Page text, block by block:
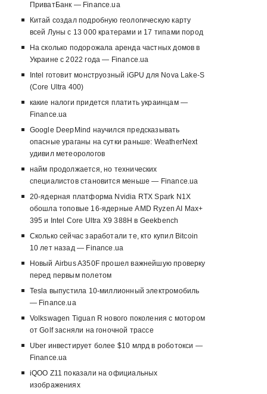
ПриватБанк — Finance.ua
Китай создал подробную геологическую карту
всей Луны с 13 000 кратерами и 17 типами пород
На сколько подорожала аренда частных домов в
Украине с 2022 года — Finance.ua
Intel готовит монструозный iGPU для Nova Lake-S
(Core Ultra 400)
какие налоги придется платить украинцам —
Finance.ua
Google DeepMind научился предсказывать
опасные ураганы на сутки раньше: WeatherNext
удивил метеорологов
найм продолжается, но технических
специалистов становится меньше — Finance.ua
20-ядерная платформа Nvidia RTX Spark N1X
обошла топовые 16-ядерные AMD Ryzen AI Max+
395 и Intel Core Ultra X9 388H в Geekbench
Сколько сейчас заработали те, кто купил Bitcoin
10 лет назад — Finance.ua
Новый Airbus A350F прошел важнейшую проверку
перед первым полетом
Tesla выпустила 10-миллионный электромобиль
— Finance.ua
Volkswagen Tiguan R нового поколения с мотором
от Golf засняли на гоночной трассе
Uber инвестирует более $10 млрд в роботокси —
Finance.ua
iQOO Z11 показали на официальных
изображениях